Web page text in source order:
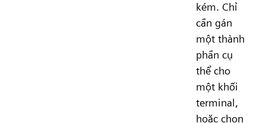
kém. Chỉ
cần gán
một thành
phần cụ
thể cho
một khối
terminal,
hoặc chọn